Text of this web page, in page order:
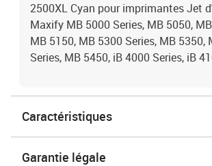
2500XL Cyan pour imprimantes Jet
Maxify MB 5000 Series, MB 5050,
MB 5150, MB 5300 Series, MB 5350,
Series, MB 5450, iB 4000 Series, iB
Caractéristiques
Garantie légale